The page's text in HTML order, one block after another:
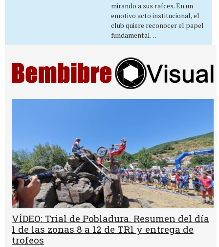
mirando a sus raíces. En un
emotivo acto institucional, el
club quiere reconocer el papel
fundamental…
VÍDEO: Trial de Pobladura. Resumen del día
1 de las zonas 8 a 12 de TR1 y entrega de
trofeos